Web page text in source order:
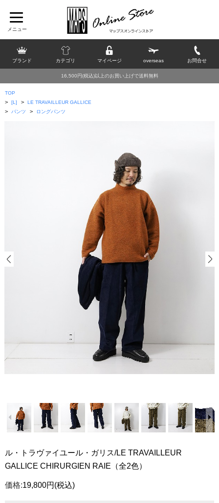
ブランド カテゴリ マイページ overseas お問合せ
16,500円(税込)以上のお買い上げで送料無料
TOP
> [L] > LE TRAVAILLEUR GALLICE
> パンツ > ロングパンツ
ル・トラヴァイユール・ガリス/LE TRAVAILLEUR
GALLICE CHIRURGIEN RAIE（全2色）
価格:19,800円 (税込)